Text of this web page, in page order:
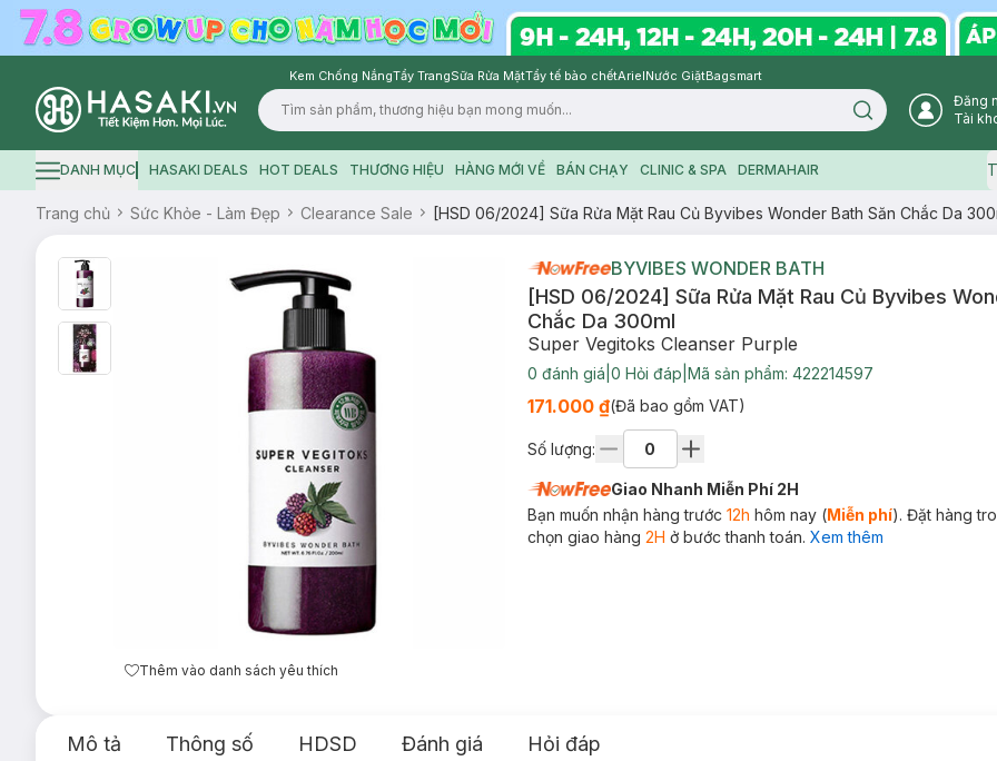
Kem Chống NắngTẩy TrangSữa Rửa MặtTẩy tế bào chếtArielNước GiặtBagsmart
Logo
Search icon
Đăng
Tài
Hamburger icon
DANH MỤC HASAKI DEALS HOT DEALS THƯƠNG HIỆU HÀNG MỚI VỀ BÁN CHẠY CLINIC & SPA DERMAHAIR
Trang chủ Sức Khỏe - Làm Đẹp Clearance Sale [HSD 06/2024] Sữa Rửa Mặt Rau Củ Byvibes Wonder Bath Săn Chắc Da
Thêm vào danh sách yêu thích
BYVIBES WONDER BATH
[HSD 06/2024] Sữa Rửa Mặt Rau Củ Byvibes
Chắc Da 300ml
Super Vegitoks Cleanser Purple
0 đánh giá 0 Hỏi đáp Mã sản phẩm: 422214597
171.000 ₫(Đã bao gồm VAT)
Số lượng:
Giao Nhanh Miễn Phí 2H
Bạn muốn nhận hàng trước 12h hôm nay (Miễn phí). Đặt hàng
chọn giao hàng 2H ở bước thanh toán. Xem thêm
Mô tả Thông số HDSD Đánh giá Hỏi đáp